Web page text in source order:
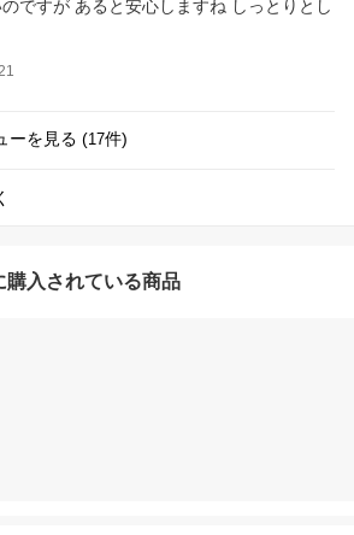
ですが あると安心しますね しっとりとし
ーを見る (17件)
購入されている商品